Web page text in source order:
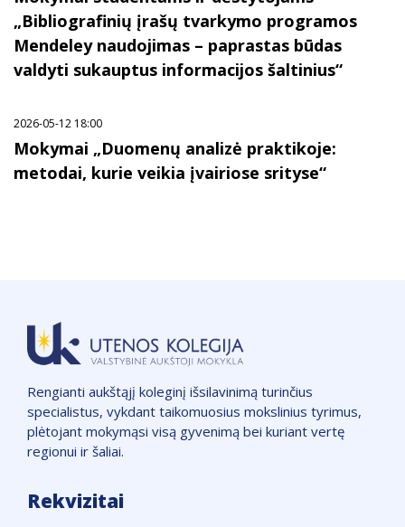
„Bibliografinių įrašų tvarkymo programos
Mendeley naudojimas – paprastas būdas
valdyti sukauptus informacijos šaltinius“
2026-05-12 18:00
Mokymai „Duomenų analizė praktikoje:
metodai, kurie veikia įvairiose srityse“
Rengianti aukštąjį koleginį išsilavinimą turinčius
specialistus, vykdant taikomuosius mokslinius tyrimus,
plėtojant mokymąsi visą gyvenimą bei kuriant vertę
regionui ir šaliai.
Rekvizitai